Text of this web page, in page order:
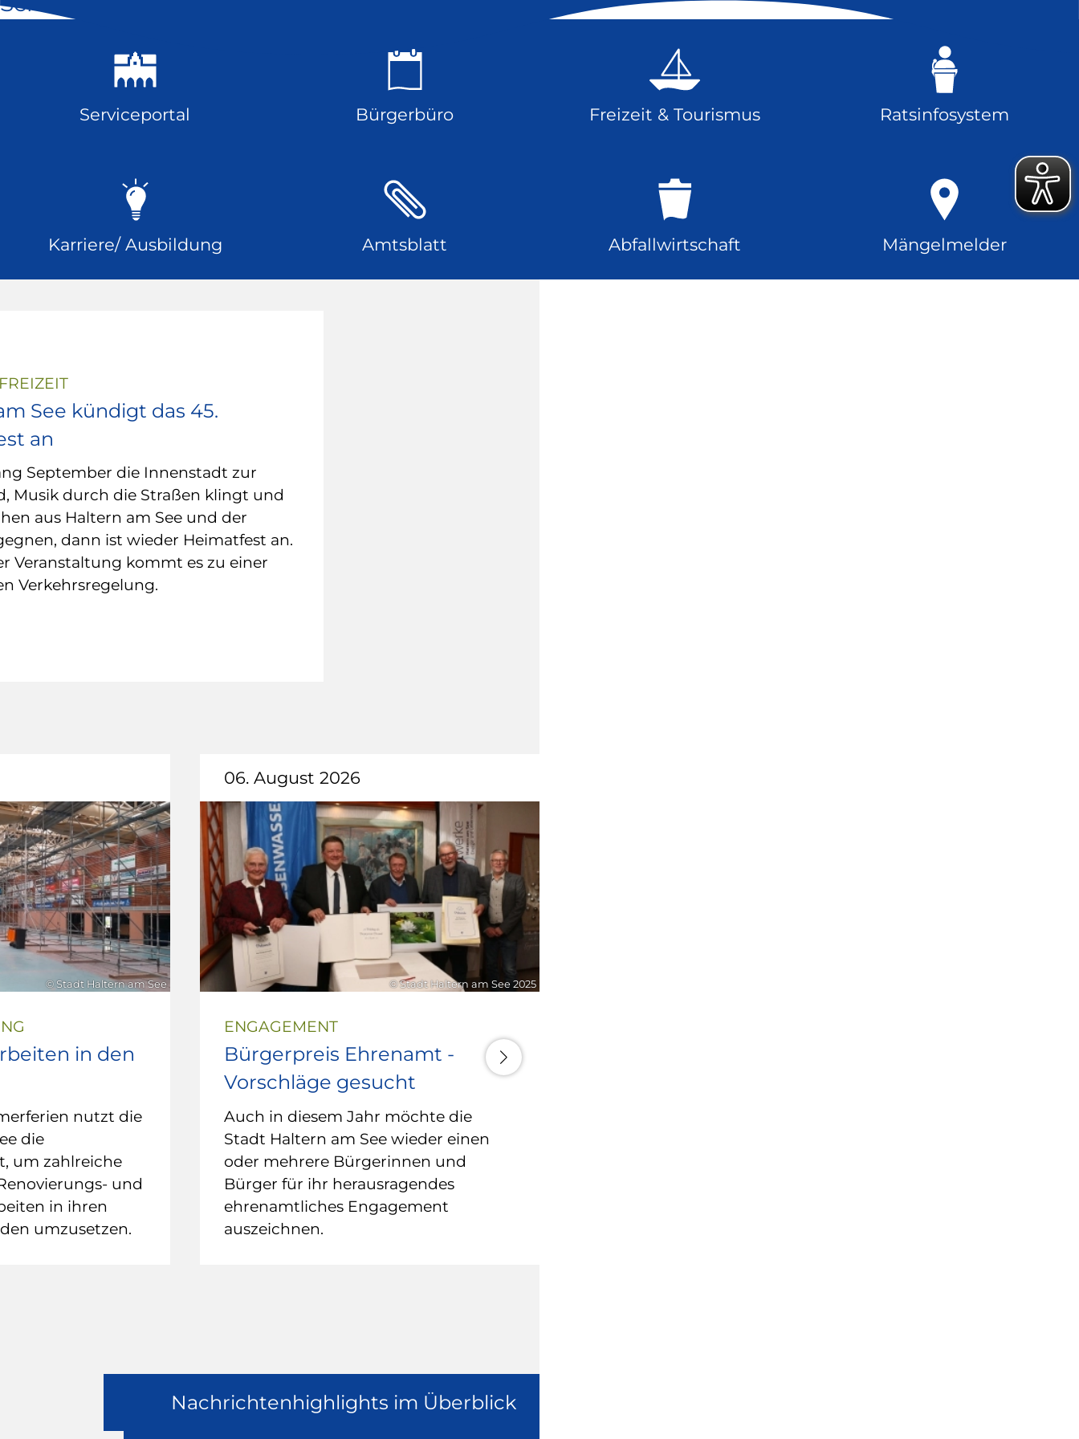
Serviceportal Bürgerbüro Freizeit & Tourismus Ratsinfosystem
Karriere/ Ausbildung Amtsblatt Abfallwirtschaft Mängelmelder
See kündigt das 45.
an
September die Innenstadt zur
Musik durch die Straßen klingt und
aus Haltern am See und der
dann ist wieder Heimatfest an.
Veranstaltung kommt es zu einer
Verkehrsregelung.
© Stadt Haltern am See
in den
nutzt die
die
um zahlreiche
und
in ihren
umzusetzen.
06. August 2026
© Stadt Haltern am See 2025
ENGAGEMENT
Bürgerpreis Ehrenamt -
Vorschläge gesucht
Auch in diesem Jahr möchte die
Stadt Haltern am See wieder einen
oder mehrere Bürgerinnen und
Bürger für ihr herausragendes
ehrenamtliches Engagement
auszeichnen.
Nachrichtenhighlights im Überblick